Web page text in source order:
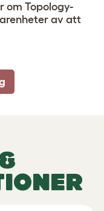
om Topology-
av att